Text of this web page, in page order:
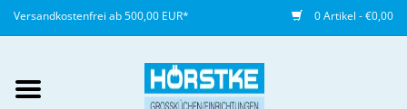
Versandkostenfrei ab 500,00 EUR* 0 Artikel - €0,00